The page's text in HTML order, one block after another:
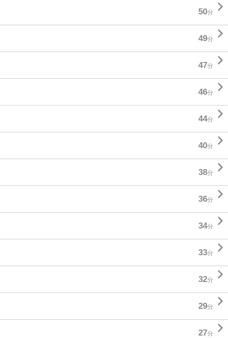
50分 
49分 
47分 
46分 
44分 
40分 
38分 
36分 
34分 
33分 
32分 
29分 
27分 